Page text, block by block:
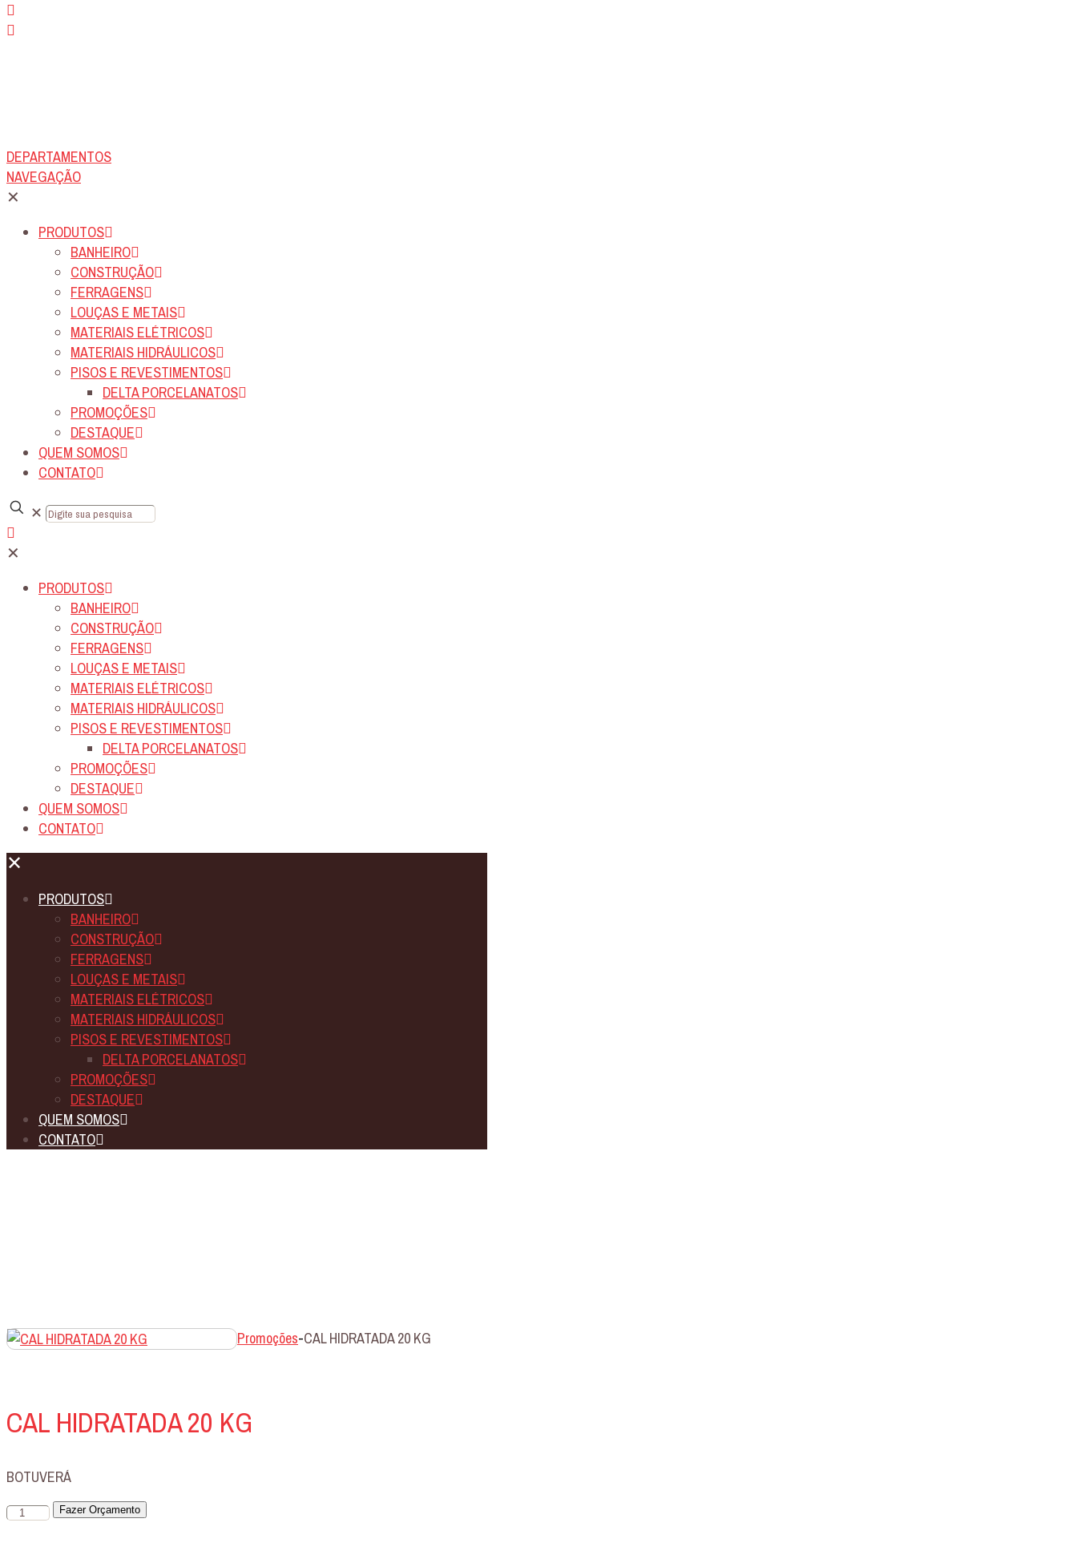
DEPARTAMENTOS
NAVEGAÇÃO
✕
PRODUTOS
BANHEIRO
CONSTRUÇÃO
FERRAGENS
LOUÇAS E METAIS
MATERIAIS ELÉTRICOS
MATERIAIS HIDRÁULICOS
PISOS E REVESTIMENTOS
DELTA PORCELANATOS
PROMOÇÕES
DESTAQUE
QUEM SOMOS
CONTATO
✕
✕
PRODUTOS
BANHEIRO
CONSTRUÇÃO
FERRAGENS
LOUÇAS E METAIS
MATERIAIS ELÉTRICOS
MATERIAIS HIDRÁULICOS
PISOS E REVESTIMENTOS
DELTA PORCELANATOS
PROMOÇÕES
DESTAQUE
QUEM SOMOS
CONTATO
✕
PRODUTOS
BANHEIRO
CONSTRUÇÃO
FERRAGENS
LOUÇAS E METAIS
MATERIAIS ELÉTRICOS
MATERIAIS HIDRÁULICOS
PISOS E REVESTIMENTOS
DELTA PORCELANATOS
PROMOÇÕES
DESTAQUE
QUEM SOMOS
CONTATO
Promoções-CAL HIDRATADA 20 KG
CAL HIDRATADA 20 KG
BOTUVERÁ
CAL
Fazer Orçamento